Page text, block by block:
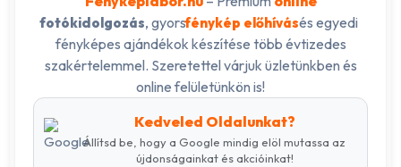
fotókidolgozás, gyorsfénykép előhívásés egyedi
fényképes ajándékok készítése több évtizedes
szakértelemmel. Szeretettel várjuk üzletünkben és
online felületünkön is!
Kedveled Oldalunkat?
Állítsd be, hogy a Google mindig elöl mutassa az
újdonságainkat és akcióinkat!